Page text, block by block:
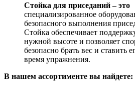
Стойка для приседаний – это
специализированное
безопасного выполнения
Стойка обеспечивает
нужной высоте и позволяет
безопасно брать вес и ставить
время упражнения.
В нашем ассортименте вы найдете: